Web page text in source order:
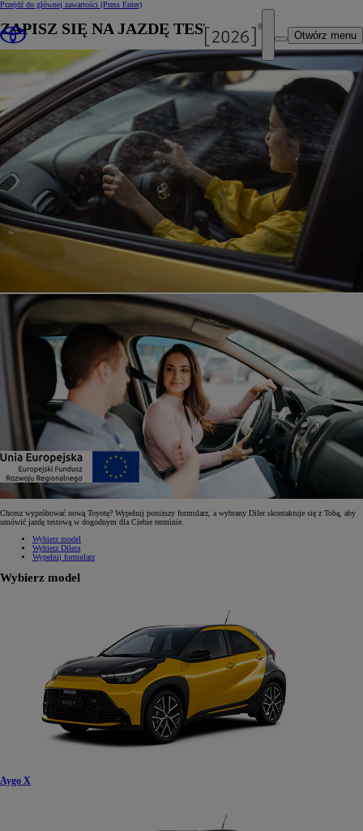
Przejdź do głównej zawartości (Press Enter)
Otwórz menu
ZAPISZ SIĘ NA JAZDĘ TESTOWĄ
Chcesz wypróbować nową Toyotę? Wypełnij poniższy formularz, a wybrany Diler skontaktuje się z Tobą, aby
umówić jazdę testową w dogodnym dla Ciebie terminie.
Wybierz model
Wybierz Dilera
Wypełnij formularz
Wybierz model
Aygo X